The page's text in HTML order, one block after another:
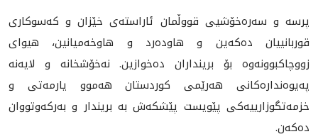
پرسه‌ و سه‌ره‌خۆشيى قووڵمان ئاراسته‌ى خێزان و كه‌سوكارى
قوربانييان ده‌كه‌ين و هاوده‌رد و هاوخه‌ميانين، هيواى
زووچاكبوونه‌وه‌ بۆ برينداران ده‌خوازين. نه‌خۆشخانه‌ و لايه‌نه‌
په‌يوه‌نداره‌كانى هه‌رێمى كوردستان هه‌موو يارمه‌تى و
خزمه‌تگوزارييه‌كى پێويست پێشكه‌ش به‌ بريندار و به‌ركه‌وتووان
ده‌كه‌ن.